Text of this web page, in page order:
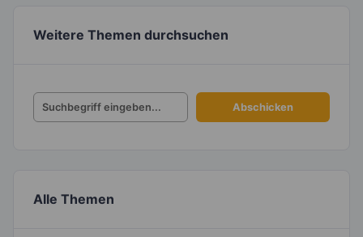
Weitere Themen durchsuchen
Alle Themen